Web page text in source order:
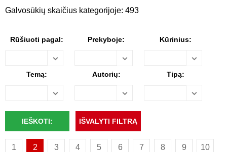
Galvosūkių skaičius kategorijoje: 493
Rūšiuoti pagal: Prekyboje: Kūrinius:
Temą: Autorių: Tipą:
1 2 3 4 5 6 7 8 9 10